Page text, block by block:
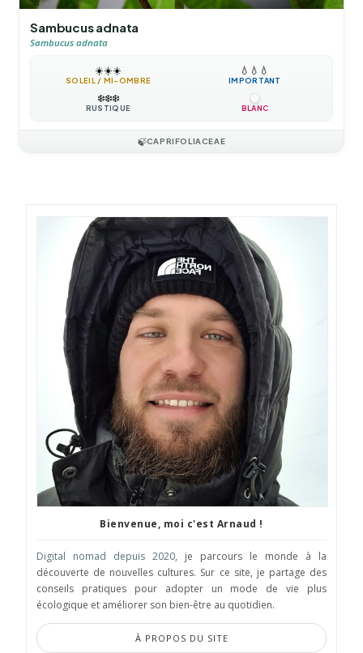
Sambucus adnata
Sambucus adnata
☀️☀️☀️
SOLEIL / MI-OMBRE
💧 💧 💧
IMPORTANT
❄️❄️❄️
RUSTIQUE BLANC
🍃CAPRIFOLIACEAE
Bienvenue, moi c'est Arnaud !
Digital nomad depuis 2020, je parcours le monde à la
découverte de nouvelles cultures. Sur ce site, je partage des
conseils pratiques pour adopter un mode de vie plus
écologique et améliorer son bien-être au quotidien.
À PROPOS DU SITE